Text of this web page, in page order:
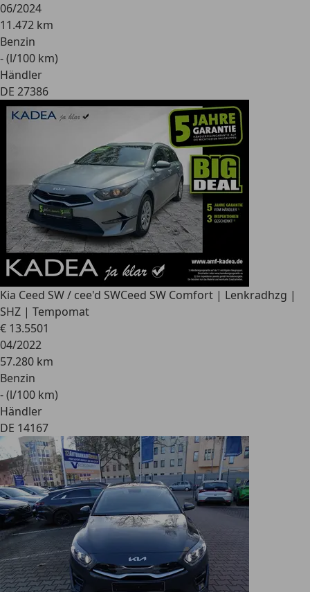
06/2024
11.472 km
Benzin
- (l/100 km)
Händler
DE 27386
Kia Ceed SW / cee'd SWCeed SW Comfort | Lenkradhzg |
SHZ | Tempomat
€ 13.5501
04/2022
57.280 km
Benzin
- (l/100 km)
Händler
DE 14167